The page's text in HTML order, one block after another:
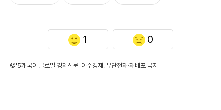
1 0
©'5개국어 글로벌 경제신문' 아주경제. 무단전재·재배포 금지